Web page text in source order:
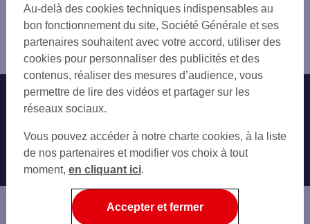
23 CREUSE
42 LOIRE
43 HAUTE-LOIRE
Puy-de-Dôme
Nos engagements Nous contacter
Autres sites SG
Professionnels
Entreprises
Associations
Au-delà des cookies techniques indispensables au
bon fonctionnement du site, Société Générale et ses
partenaires souhaitent avec votre accord, utiliser des
cookies pour personnaliser des publicités et des
contenus, réaliser des mesures d’audience, vous
permettre de lire des vidéos et partager sur les
réseaux sociaux.
Vous pouvez accéder à notre charte cookies, à la liste
de nos partenaires et modifier vos choix à tout
moment, en cliquant ici.
Accepter et fermer